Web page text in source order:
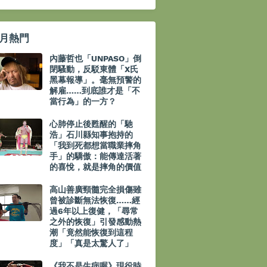
熱門
內藤哲也「UNPASO」倒
閉騷動，反駁東體「X氏
黑幕報導」。毫無預警的
解雇……到底誰才是「不
當行為」的一方？
心肺停止後甦醒的「馳
浩」石川縣知事抱持的
「我到死都想當職業摔角
手」的驕傲：能傳達活著
的喜悅，就是摔角的價值
高山善廣頸髓完全損傷雖
曾被診斷無法恢復……經
過6年以上復健，「尋常
之外的恢復」引發感動熱
潮「竟然能恢復到這程
度」「真是太驚人了」